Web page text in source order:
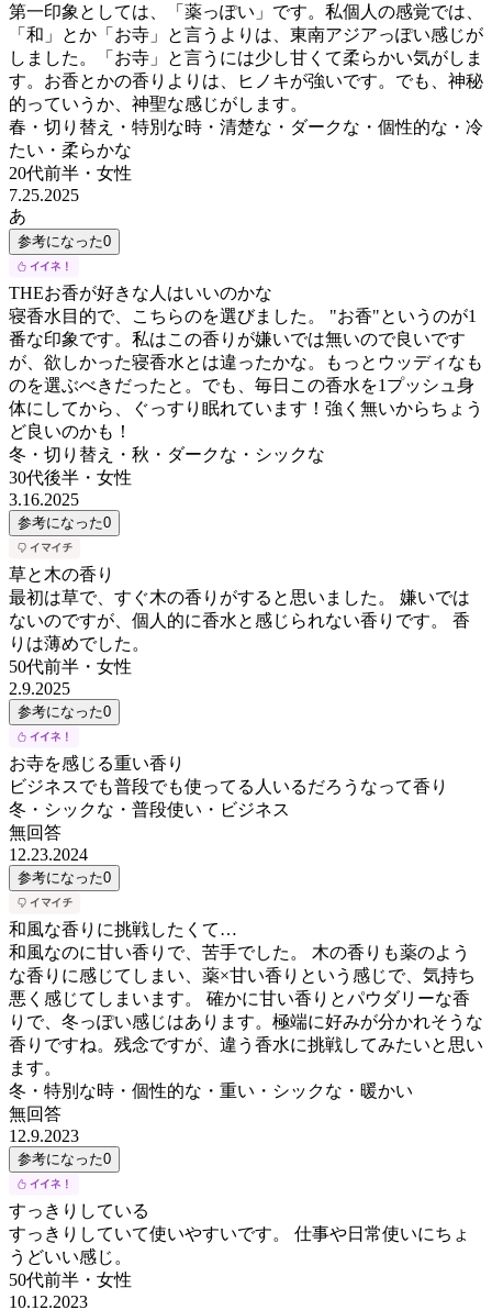
第一印象としては、「薬っぽい」です。私個人の感覚では、
「和」とか「お寺」と言うよりは、東南アジアっぽい感じが
しました。「お寺」と言うには少し甘くて柔らかい気がしま
す。お香とかの香りよりは、ヒノキが強いです。でも、神秘
的っていうか、神聖な感じがします。
春・切り替え・特別な時・清楚な・ダークな・個性的な・冷
たい・柔らかな
20代前半 ・ 女性
7.25.2025
あ
参考になった0
THEお香が好きな人はいいのかな
寝香水目的で、こちらのを選びました。 "お香"というのが1
番な印象です。私はこの香りが嫌いでは無いので良いです
が、欲しかった寝香水とは違ったかな。もっとウッディなも
のを選ぶべきだったと。でも、毎日この香水を1プッシュ身
体にしてから、ぐっすり眠れています！強く無いからちょう
ど良いのかも！
冬・切り替え・秋・ダークな・シックな
30代後半 ・ 女性
3.16.2025
参考になった0
草と木の香り
最初は草で、すぐ木の香りがすると思いました。 嫌いでは
ないのですが、個人的に香水と感じられない香りです。 香
りは薄めでした。
50代前半 ・ 女性
2.9.2025
参考になった0
お寺を感じる重い香り
ビジネスでも普段でも使ってる人いるだろうなって香り
冬・シックな・普段使い・ビジネス
無回答
12.23.2024
参考になった0
和風な香りに挑戦したくて…
和風なのに甘い香りで、苦手でした。 木の香りも薬のよう
な香りに感じてしまい、薬×甘い香りという感じで、気持ち
悪く感じてしまいます。 確かに甘い香りとパウダリーな香
りで、冬っぽい感じはあります。極端に好みが分かれそうな
香りですね。残念ですが、違う香水に挑戦してみたいと思い
ます。
冬・特別な時・個性的な・重い・シックな・暖かい
無回答
12.9.2023
参考になった0
すっきりしている
すっきりしていて使いやすいです。 仕事や日常使いにちょ
うどいい感じ。
50代前半 ・ 女性
10.12.2023